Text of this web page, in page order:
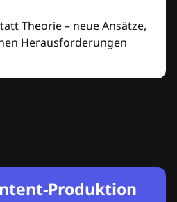
Theorie – neue Ansätze,
Herausforderungen
Produktion